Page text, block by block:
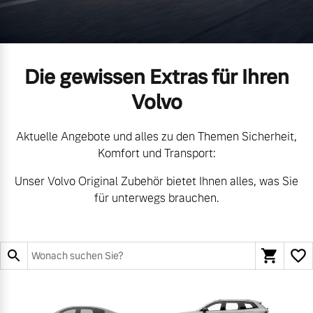
Geschäftskunden
Editionsmodelle
Volvo kauft Ihr Auto
Aktuelle Zubehörangebote
Zubehörkatalog
Vielzahl von Original
Unsere News & Events
Die gewissen Extras für Ihren
Volvo
Aktuelle Angebote und alles zu den Themen Sicherheit,
Komfort und Transport:
Unser Volvo Original Zubehör bietet Ihnen alles, was Sie
für unterwegs brauchen.